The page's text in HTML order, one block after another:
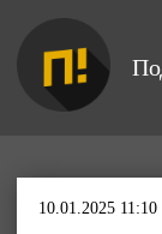
10.01.2025 11:10